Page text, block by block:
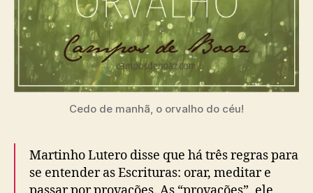
Cedo de manhã, o orvalho do céu!
Martinho Lutero disse que há três regras para
se entender as Escrituras: orar, meditar e